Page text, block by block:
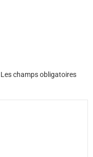
Les champs obligatoires